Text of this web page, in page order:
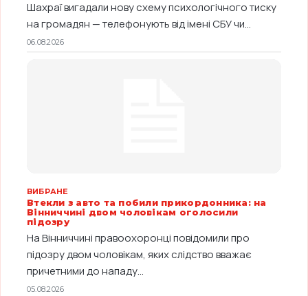
Шахраї вигадали нову схему психологічного тиску
на громадян — телефонують від імені СБУ чи...
06.08.2026
ВИБРАНЕ
Втекли з авто та побили прикордонника: на
Вінниччині двом чоловікам оголосили
підозру
На Вінниччині правоохоронці повідомили про
підозру двом чоловікам, яких слідство вважає
причетними до нападу...
05.08.2026